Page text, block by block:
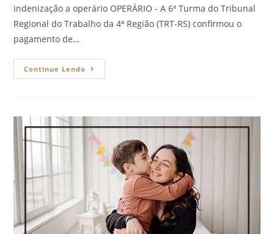
indenização a operário OPERÁRIO - A 6ª Turma do Tribunal
Regional do Trabalho da 4ª Região (TRT-RS) confirmou o
pagamento de…
Continue Lendo